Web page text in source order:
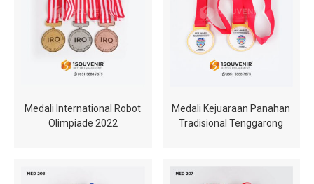
Medali International Robot
Olimpiade 2022
Medali Kejuaraan Panahan
Tradisional Tenggarong